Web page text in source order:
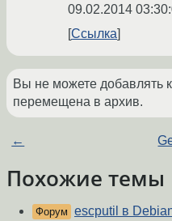
09.02.2014
Ссылка
Вы не можете добавлять
перемещена в архив.
←
Похожие темы
Форум escputil в